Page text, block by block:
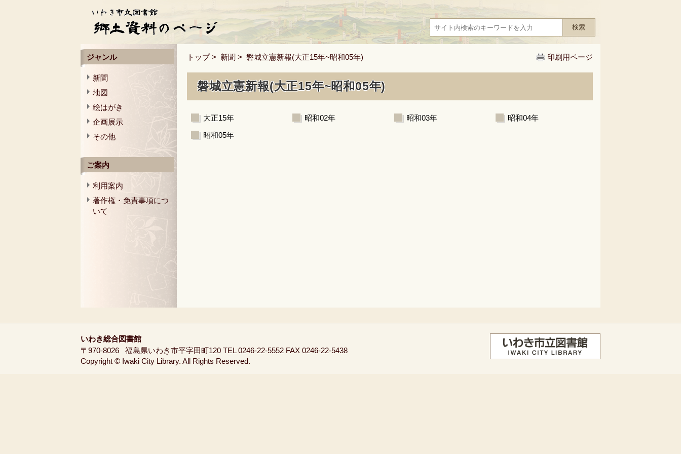
印刷用ページ
トップ> 新聞 > 磐城立憲新報(大正15年~昭和05年)
磐城立憲新報(大正15年~昭和05年)
大正15年 昭和02年 昭和03年
昭和04年
昭和05年
ジャンル
新聞
地図
絵はがき
企画展示
その他
ご案内
利用案内
著作権・免責事項につ
いて
いわき総合図書館
〒970-8026
福島県いわき市平字田町120 TEL 0246-22-5552 FAX 0246-22-5438
Copyright © Iwaki City Library. All Rights Reserved.